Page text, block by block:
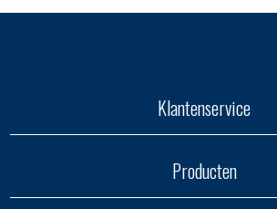
Klantenservice
Producten